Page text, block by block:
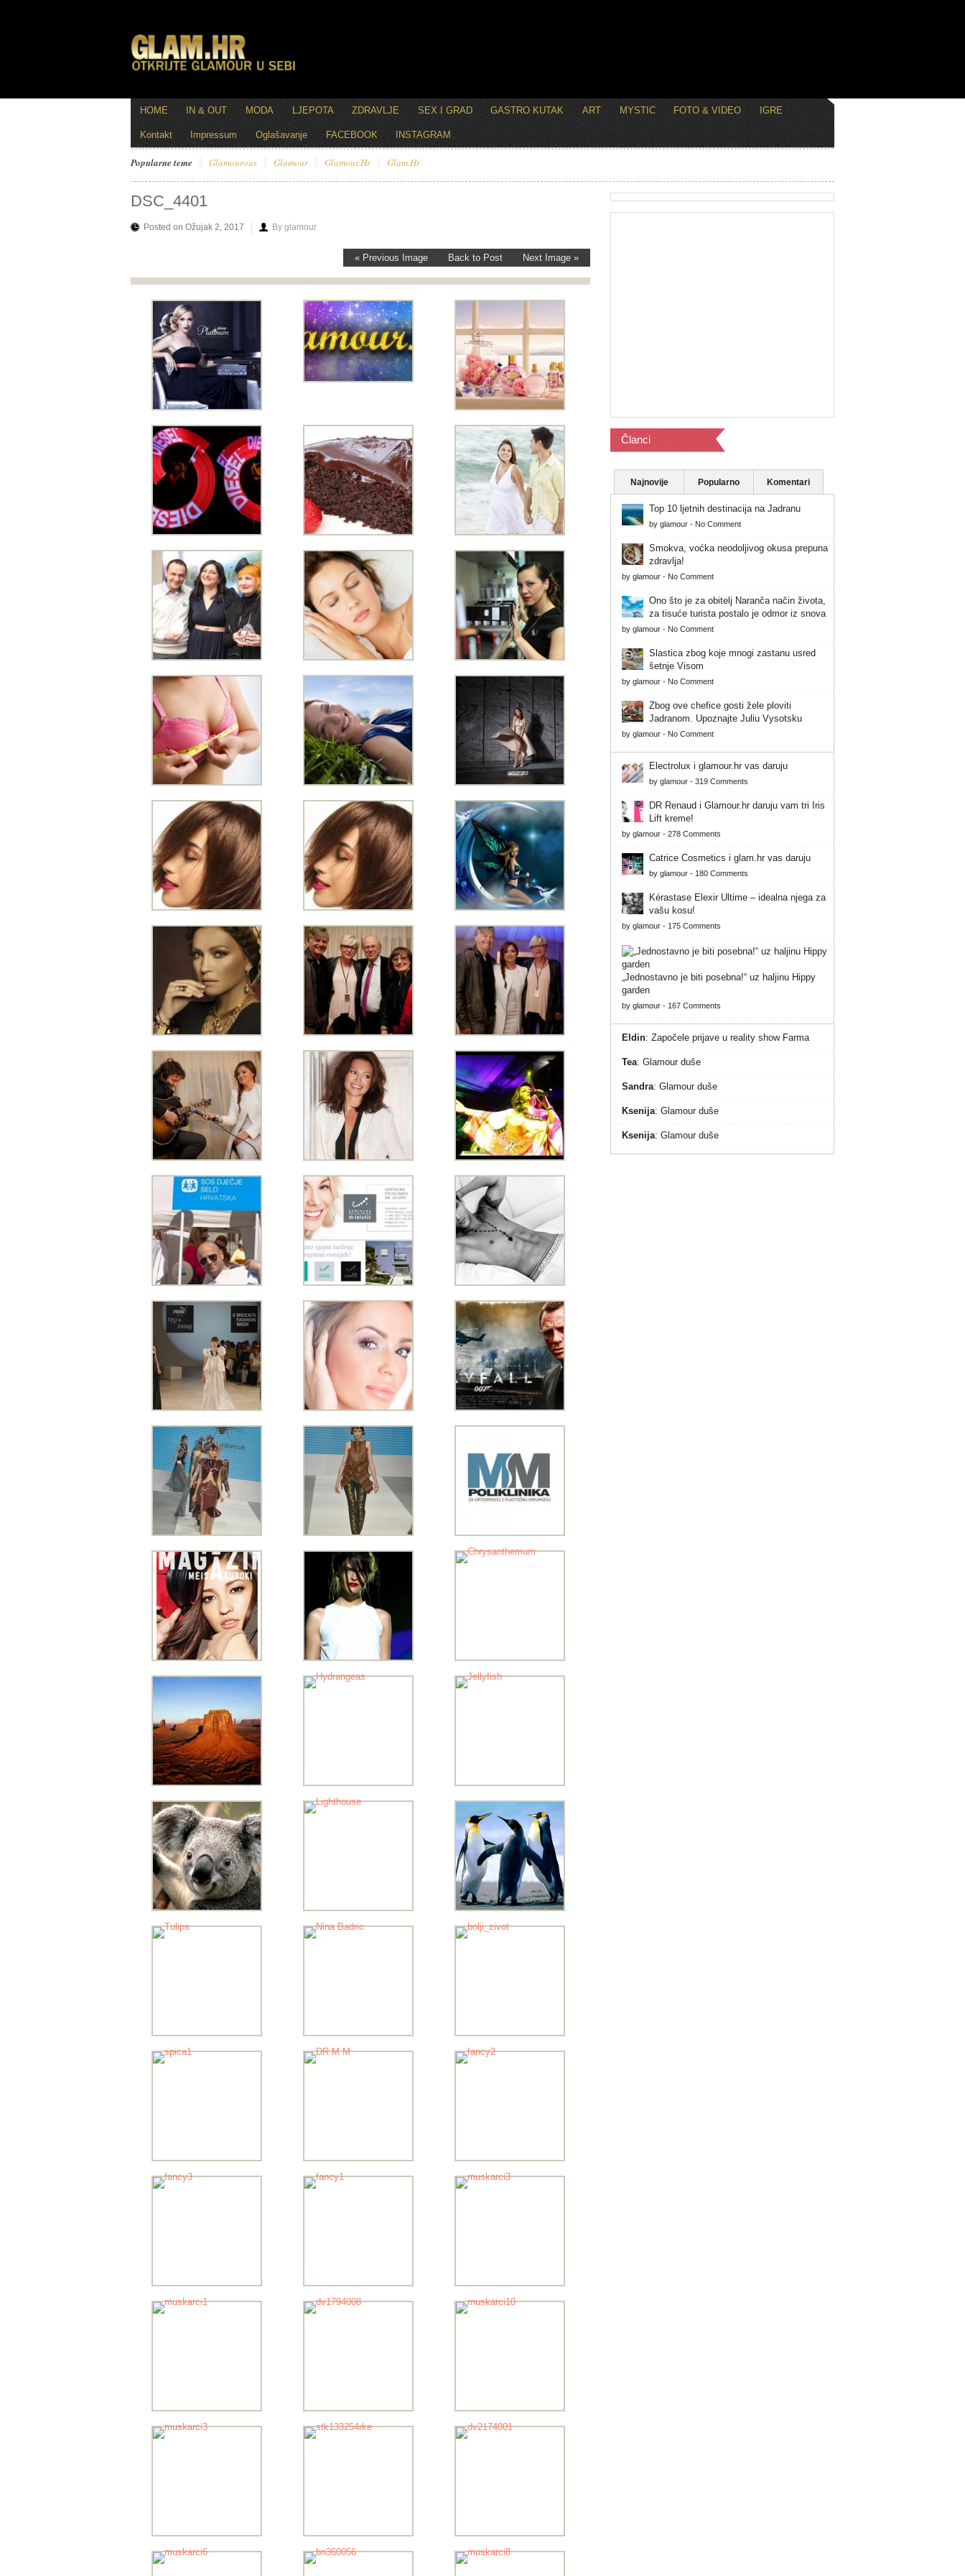
HOME IN & OUT MODA LJEPOTA ZDRAVLJE SEX I GRAD GASTRO KUTAK ART MYSTIC FOTO & VIDEO IGRE
Kontakt Impressum Oglašavanje FACEBOOK INSTAGRAM
Popularne teme Glamourous Glamour Glamour.hr Glam.hr
DSC_4401
Posted on Ožujak 2, 2017 By glamour
« Previous Image Back to Post Next Image »
Članci
Najnovije Popularno Komentari
Top 10 ljetnih destinacija na Jadranu
by glamour - No Comment
Smokva, voćka neodoljivog okusa prepuna
zdravlja!
by glamour - No Comment
Ono što je za obitelj Naranča način života,
za tisuće turista postalo je odmor iz snova
by glamour - No Comment
Slastica zbog koje mnogi zastanu usred
šetnje Visom
by glamour - No Comment
Zbog ove chefice gosti žele ploviti
Jadranom. Upoznajte Juliu Vysotsku
by glamour - No Comment
Electrolux i glamour.hr vas daruju
by glamour - 319 Comments
DR Renaud i Glamour.hr daruju vam tri Iris
Lift kreme!
by glamour - 278 Comments
Catrice Cosmetics i glam.hr vas daruju
by glamour - 180 Comments
Kérastase Elexir Ultime – idealna njega za
vašu kosu!
by glamour - 175 Comments
„Jednostavno je biti posebna!“ uz haljinu Hippy
garden
by glamour - 167 Comments
Eldin: Započele prijave u reality show Farma
Tea: Glamour duše
Sandra: Glamour duše
Ksenija: Glamour duše
Ksenija: Glamour duše